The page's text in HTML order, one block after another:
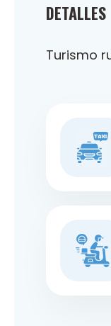
DETALLES
Turismo